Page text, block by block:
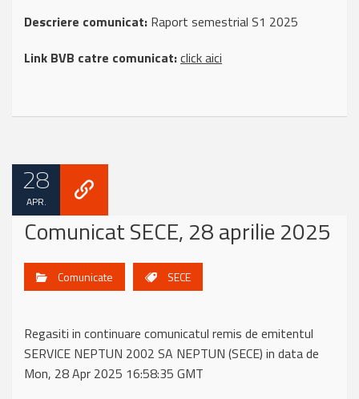
Descriere comunicat: Raport semestrial S1 2025
Link BVB catre comunicat:click aici
28
APR.
Comunicat SECE, 28 aprilie 2025
Comunicate SECE
Regasiti in continuare comunicatul remis de emitentul
SERVICE NEPTUN 2002 SA NEPTUN (SECE) in data de
Mon, 28 Apr 2025 16:58:35 GMT